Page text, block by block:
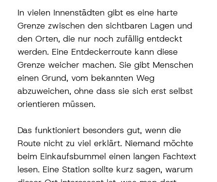
In vielen Innenstädten gibt es eine harte
Grenze zwischen den sichtbaren Lagen und
den Orten, die nur noch zufällig entdeckt
werden. Eine Entdeckerroute kann diese
Grenze weicher machen. Sie gibt Menschen
einen Grund, vom bekannten Weg
abzuweichen, ohne dass sie sich erst selbst
orientieren müssen.
Das funktioniert besonders gut, wenn die
Route nicht zu viel erklärt. Niemand möchte
beim Einkaufsbummel einen langen Fachtext
lesen. Eine Station sollte kurz sagen, warum